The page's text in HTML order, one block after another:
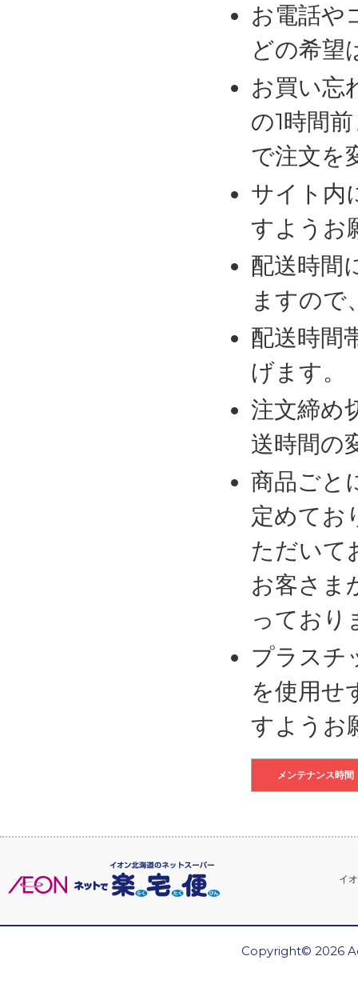
お電話や
どの希望
お買い忘
の1時間
で注文を
サイト内
すようお
配送時間
ますので
配送時間
げます。
注文締め
送時間の
商品ごと
定めてお
ただいて
お客さま
っており
プラスチ
を使用せ
すようお
メンテナンス時間
イ
Copyright© 2026